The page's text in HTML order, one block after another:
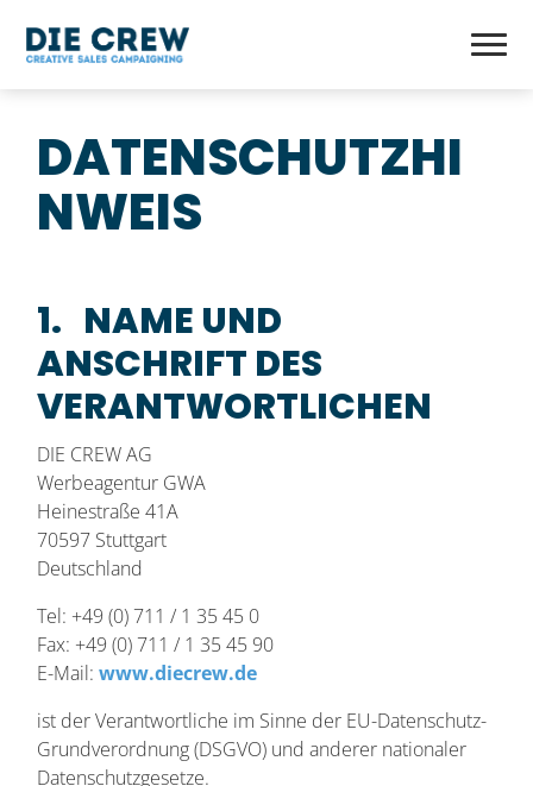
DATENSCHUTZHI
NWEIS
1. NAME UND
ANSCHRIFT DES
VERANTWORTLICHEN
DIE CREW AG
Werbeagentur GWA
Heinestraße 41A
70597 Stuttgart
Deutschland
Tel: +49 (0) 711 / 1 35 45 0
Fax: +49 (0) 711 / 1 35 45 90
E-Mail:www.diecrew.de
ist der Verantwortliche im Sinne der EU-Datenschutz-
Grundverordnung (DSGVO) und anderer nationaler
Datenschutzgesetze.